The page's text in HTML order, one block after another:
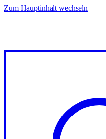
Zum Hauptinhalt wechseln